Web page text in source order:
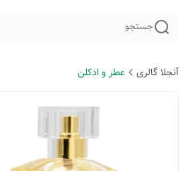
جستجو
آنجلا گالری عطر و ادکلن